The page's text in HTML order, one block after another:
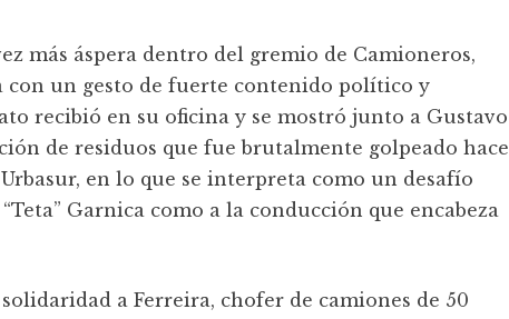
más áspera dentro del gremio de Camioneros,
con un gesto de fuerte contenido político y
recibió en su oficina y se mostró junto a Gustavo
de residuos que fue brutalmente golpeado hace
en lo que se interpreta como un desafío
Garnica como a la conducción que encabeza
a Ferreira, chofer de camiones de 50